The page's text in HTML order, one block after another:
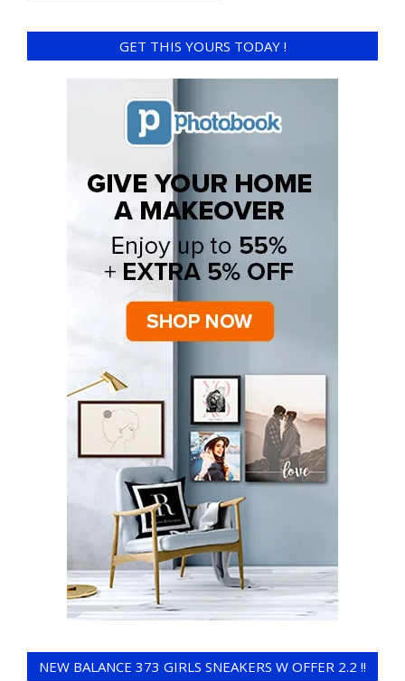
GET THIS YOURS TODAY !
NEW BALANCE 373 GIRLS SNEAKERS W OFFER 2.2 !!